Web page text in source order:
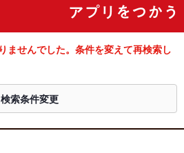
ませんでした。条件を変えて再検索し
検索条件変更